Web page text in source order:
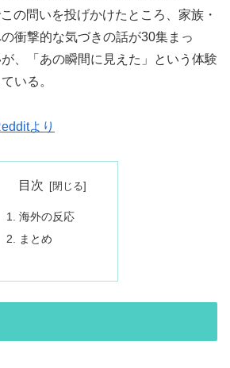
の問いを投げかけたところ、家族・
衝撃的な気づきの話が30集まっ
、「あの瞬間に見えた」という体験
いる。
より
目次
海外の反応
まとめ